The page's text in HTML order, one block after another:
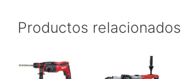
Productos relacionados